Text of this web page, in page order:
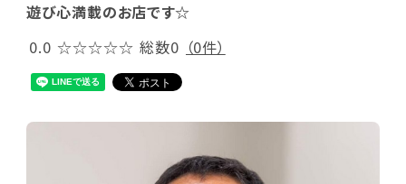
遊び心満載のお店です☆
0.0 ☆☆☆☆☆ 総数0 （0件）